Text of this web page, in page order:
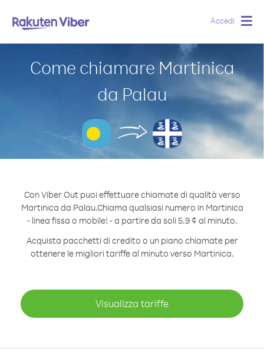
Accedi
Come chiamare Martinica
da Palau
Con Viber Out puoi effettuare chiamate di qualità verso
Martinica da Palau.Chiama qualsiasi numero in Martinica
- linea fissa o mobile! - a partire da soli 5.9 ¢ al minuto.
Acquista pacchetti di credito o un piano chiamate per
ottenere le migliori tariffe al minuto verso Martinica.
Visualizza tariffe